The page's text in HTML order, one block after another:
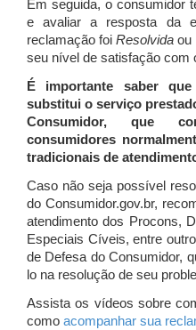
Em seguida, o consumidor
e avaliar a resposta da
reclamação foiResolvida ou
seu nível de satisfação com
É importante saber
substitui o serviço
Consumidor, que
consumidores
tradicionais de
Caso não seja possível
do Consumidor.gov.br,
atendimento dos Procons,
Especiais Cíveis, entre
de Defesa do Consumidor,
lo na resolução de seu
Assista os vídeos sobre
como acompanhar sua